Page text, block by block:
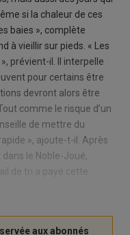
si la chaleur de ces
baies », complète
à vieillir sur pieds. « Les
prévient-il. Il interpelle
pour certains être
devront alors être
comme le risque d’un
de mettre du
», ajoute-t-il. Après
le Noble-Joué,
de tri a payé cette